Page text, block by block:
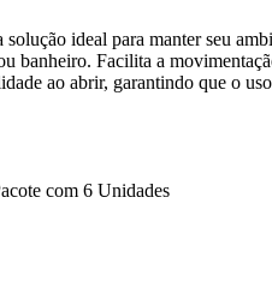
ideal para manter seu
banheiro. Facilita a
ao abrir, garantindo que o
com 6 Unidades